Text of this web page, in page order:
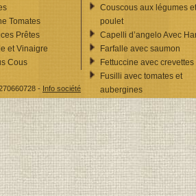
Tomates
Prêtes
et Vinaigre
Cous
Couscous aux légumes et
poulet
Capelli d’angelo Avec
Farfalle avec saumon
Fettuccine avec crevettes
Fusilli avec tomates et
aubergines
- Info société